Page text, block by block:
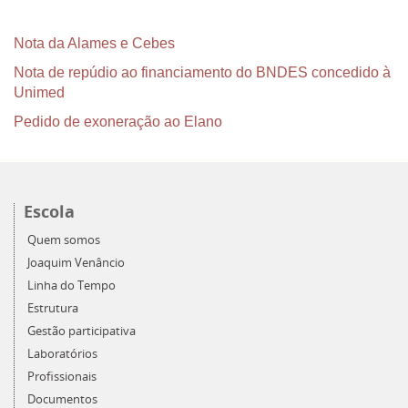
Nota da Alames e Cebes
Nota de repúdio ao financiamento do BNDES concedido à
Unimed
Pedido de exoneração ao Elano
Escola
Quem somos
Joaquim Venâncio
Linha do Tempo
Estrutura
Gestão participativa
Laboratórios
Profissionais
Documentos